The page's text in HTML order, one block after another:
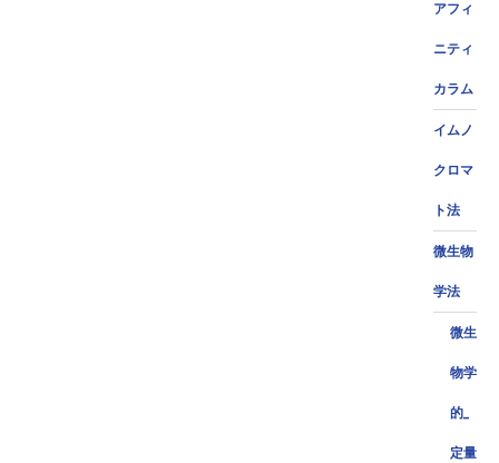
アフィ
ニティ
カラム
イムノ
クロマ
ト法
微生物
学法
微生
物学
的_
定量